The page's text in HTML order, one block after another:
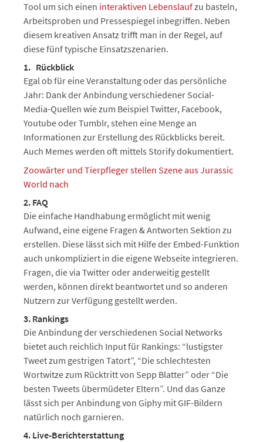
Tool um sich einen interaktiven Lebenslaufzu basteln,
Arbeitsproben und Pressespiegel inbegriffen. Neben
diesem kreativen Ansatz trifft man in der Regel, auf
diese fünf typische Einsatzszenarien.
1. Rückblick
Egal ob für eine Veranstaltung oder das persönliche
Jahr: Dank der Anbindung verschiedener Social-
Media-Quellen wie zum Beispiel Twitter, Facebook,
Youtube oder Tumblr, stehen eine Menge an
Informationen zur Erstellung des Rückblicks bereit.
Auch Memes werden oft mittels Storify dokumentiert.
Zoowärter und Tierpfleger stellen Szene aus Jurassic
World nach
2. FAQ
Die einfache Handhabung ermöglicht mit wenig
Aufwand, eine eigene Fragen & Antworten Sektion zu
erstellen. Diese lässt sich mit Hilfe der Embed-Funktion
auch unkompliziert in die eigene Webseite integrieren.
Fragen, die via Twitter oder anderweitig gestellt
werden, können direkt beantwortet und so anderen
Nutzern zur Verfügung gestellt werden.
3. Rankings
Die Anbindung der verschiedenen Social Networks
bietet auch reichlich Input für Rankings: “lustigster
Tweet zum gestrigen Tatort”, “Die schlechtesten
Wortwitze zum Rücktritt von Sepp Blatter” oder “Die
besten Tweets übermüdeter Eltern”. Und das Ganze
lässt sich per Anbindung von Giphy mit GIF-Bildern
natürlich noch garnieren.
4. Live-Berichterstattung